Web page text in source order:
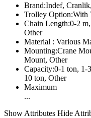
Brand:Indef,
Trolley Option:With
Chain Length:0-2
Other
Material : Various
Mounting:Crane
Mount, Other
Capacity:0-1 ton, 1-
10 ton, Other
Maximum
...
Show Attributes Hide